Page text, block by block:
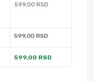
599,00 RSD
599,00 RSD
599,00 RSD